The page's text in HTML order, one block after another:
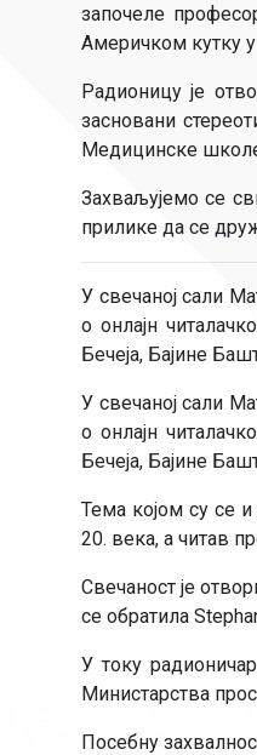
започеле
Америчком кутку
Радионицу је
засновани
Медицинске
Захваљујемо се
прилике да се
У свечаној сали
о онлајн
Бечеја, Бајине
У свечаној сали
о онлајн
Бечеја, Бајине
Тема којом су се
20. века, а читав
Свечаност је
се обратила
У току
Министарства
Посебну